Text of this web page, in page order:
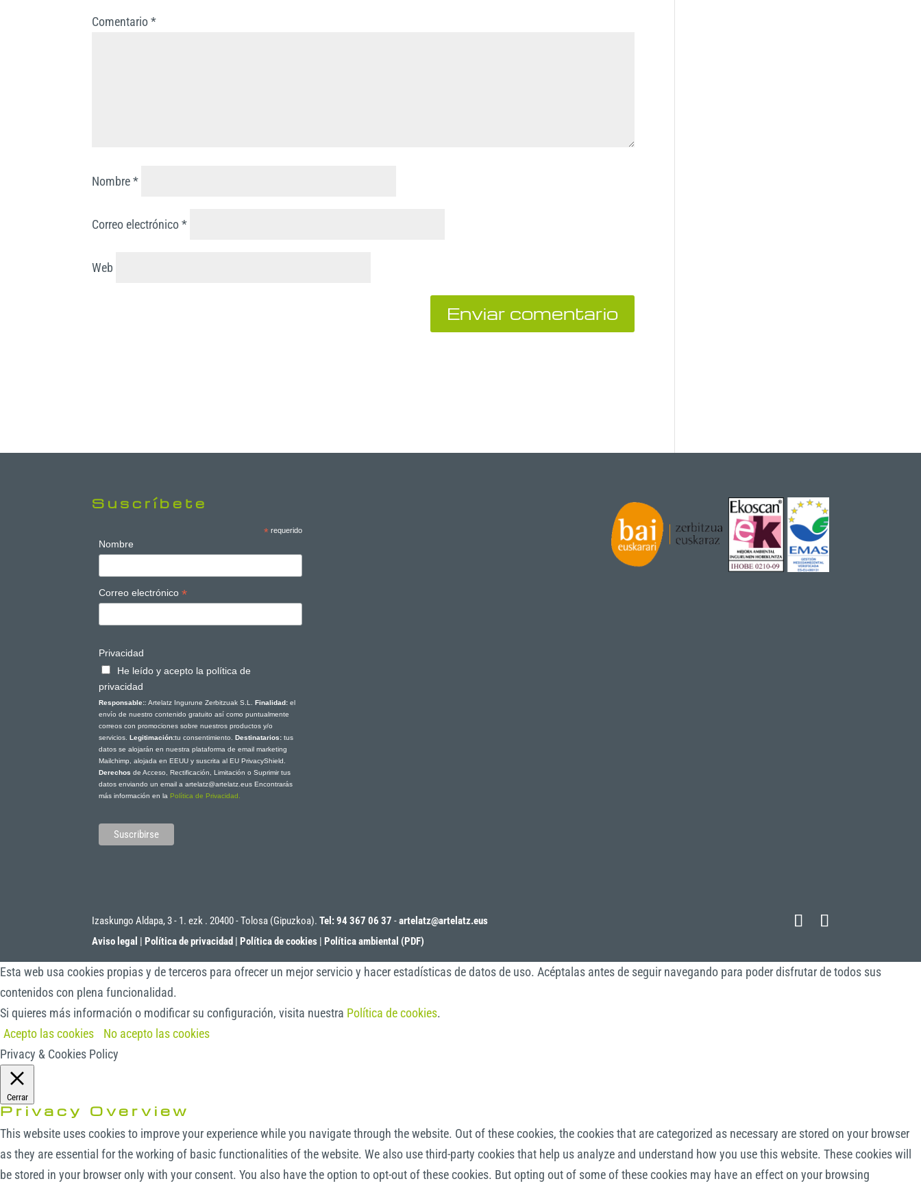
Ir
Comentario*
Nombre*
Correo electrónico*
Web
Suscríbete
* requerido
Nombre
Correo electrónico *
Privacidad
He leído y acepto la política de
privacidad
Responsable:: Artelatz Ingurune Zerbitzuak S.L. Finalidad:el
envío de nuestro contenido gratuito así como puntualmente
correos con promociones sobre nuestros productos y/o
servicios. Legitimación:tu consentimiento. Destinatarios: tus
datos se alojarán en nuestra plataforma de email marketing
Mailchimp, alojada en EEUU y suscrita al EU PrivacyShield.
Derechos de Acceso, Rectificación, Limitación o Suprimir tus
datos enviando un email a artelatz@artelatz.eus Encontrarás
más información en la Política de Privacidad.
Izaskungo Aldapa, 3 - 1. ezk . 20400 - Tolosa (Gipuzkoa).Tel: 94 367 06 37 -artelatz@artelatz.eus
Aviso legal |Política de privacidad |Política de cookies |Política ambiental (PDF)
Esta web usa cookies propias y de terceros para ofrecer un mejor servicio y hacer estadísticas de datos de uso. Acéptalas antes de seguir navegando para poder disfrutar de todos sus
contenidos con plena funcionalidad.
Si quieres más información o modificar su configuración, visita nuestra Política de cookies.
Acepto las cookies
No acepto las cookies
Privacy & Cookies Policy
Cerrar
Privacy Overview
This website uses cookies to improve your experience while you navigate through the website. Out of these cookies, the cookies that are categorized as necessary are stored on your browser
as they are essential for the working of basic functionalities of the website. We also use third-party cookies that help us analyze and understand how you use this website. These cookies will
be stored in your browser only with your consent. You also have the option to opt-out of these cookies. But opting out of some of these cookies may have an effect on your browsing